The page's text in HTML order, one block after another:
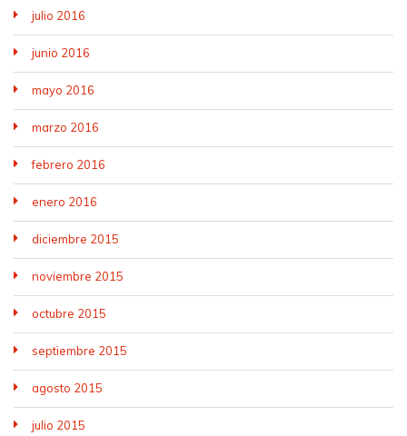
julio 2016
junio 2016
mayo 2016
marzo 2016
febrero 2016
enero 2016
diciembre 2015
noviembre 2015
octubre 2015
septiembre 2015
agosto 2015
julio 2015